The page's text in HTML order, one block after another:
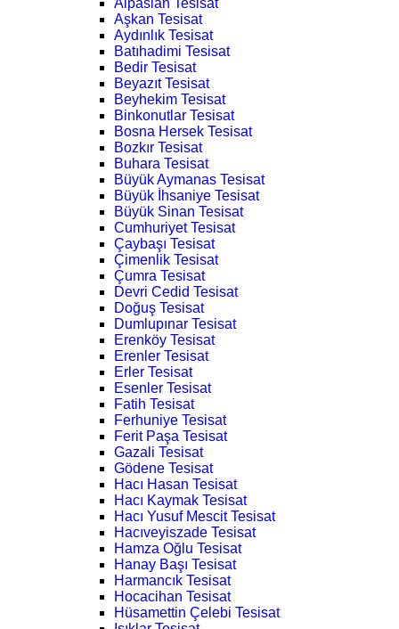
Alpaslan Tesisat
Aşkan Tesisat
Aydınlık Tesisat
Batıhadimi Tesisat
Bedir Tesisat
Beyazıt Tesisat
Beyhekim Tesisat
Binkonutlar Tesisat
Bosna Hersek Tesisat
Bozkır Tesisat
Buhara Tesisat
Büyük Aymanas Tesisat
Büyük İhsaniye Tesisat
Büyük Sinan Tesisat
Cumhuriyet Tesisat
Çaybaşı Tesisat
Çimenlik Tesisat
Çumra Tesisat
Devri Cedid Tesisat
Doğuş Tesisat
Dumlupınar Tesisat
Erenköy Tesisat
Erenler Tesisat
Erler Tesisat
Esenler Tesisat
Fatih Tesisat
Ferhuniye Tesisat
Ferit Paşa Tesisat
Gazali Tesisat
Gödene Tesisat
Hacı Hasan Tesisat
Hacı Kaymak Tesisat
Hacı Yusuf Mescit Tesisat
Hacıveyiszade Tesisat
Hamza Oğlu Tesisat
Hanay Başı Tesisat
Harmancık Tesisat
Hocacihan Tesisat
Hüsamettin Çelebi Tesisat